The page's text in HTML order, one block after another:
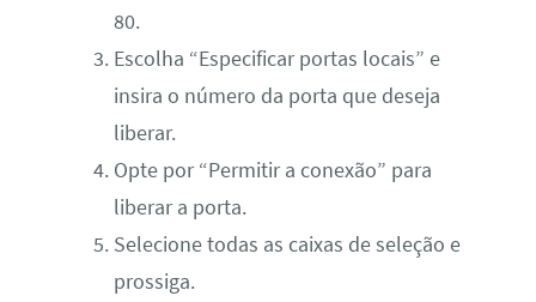
80.
Escolha “Especificar portas locais” e
insira o número da porta que deseja
liberar.
Opte por “Permitir a conexão” para
liberar a porta.
Selecione todas as caixas de seleção e
prossiga.